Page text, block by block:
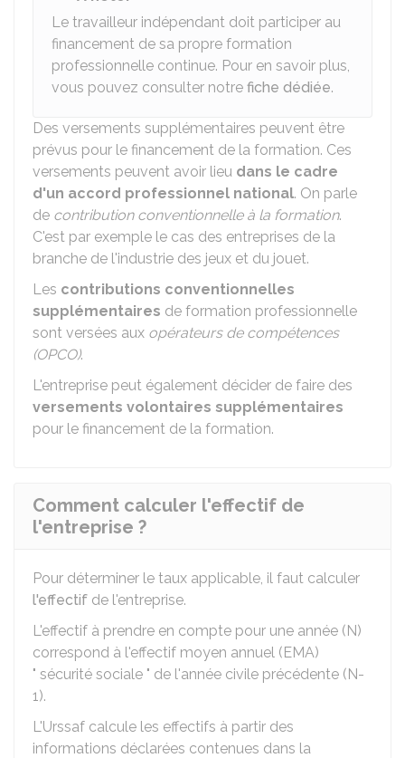
Le travailleur indépendant doit participer au
financement de sa propre formation
professionnelle continue. Pour en savoir plus,
vous pouvez consulter notre fiche dédiée.
Des versements supplémentaires peuvent être
prévus pour le financement de la formation. Ces
versements peuvent avoir lieu dans le cadre
d'un accord professionnel national. On parle
de contribution conventionnelle à la formation.
C'est par exemple le cas des entreprises de la
branche de l'industrie des jeux et du jouet.
Les contributions conventionnelles
supplémentaires de formation professionnelle
sont versées aux opérateurs de compétences
(OPCO).
L'entreprise peut également décider de faire des
versements volontaires supplémentaires
pour le financement de la formation.
Comment calculer l'effectif de
l'entreprise ?
Pour déterminer le taux applicable, il faut calculer
l'effectif de l'entreprise.
L'effectif à prendre en compte pour une année (N)
correspond à l'effectif moyen annuel (EMA)
" sécurité sociale " de l'année civile précédente (N-
1).
L'Urssaf calcule les effectifs à partir des
informations déclarées contenues dans la